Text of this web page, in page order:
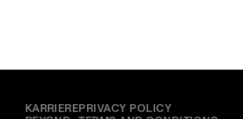
HOVED
KARRIEREMERE
PRIVACY POLICY